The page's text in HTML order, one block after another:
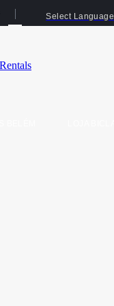
Select Language